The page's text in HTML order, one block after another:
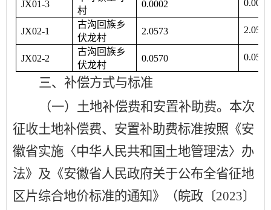
JX01-3
村
0.0002 0.0002
JX02-1
古沟回族乡
伏龙村
2.0573 2.0573
JX02-2
古沟回族乡
伏龙村
0.0570 0.0570
三、补偿方式与标准
（一）土地补偿费和安置补助费。 本次
征收土地补偿费、安置补助费标准按照《安
徽省实施〈中华人民共和国土地管理法〉办
法》及《安徽省人民政府关于公布全省征地
区片综合地价标准的通知》（皖政〔2023〕